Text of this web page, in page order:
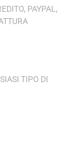
PAYPAL,
TIPO DI